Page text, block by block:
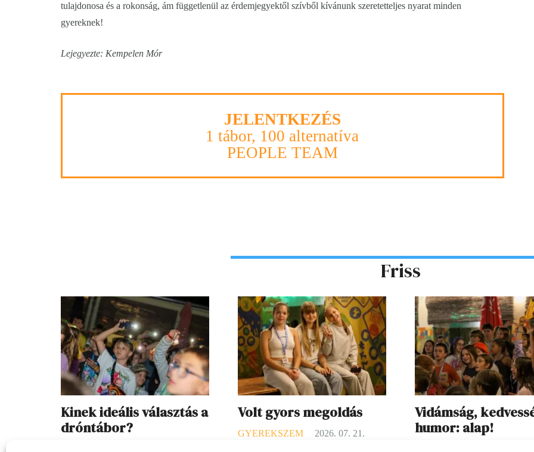
tulajdonosa és a rokonság, ám függetlenül az érdemjegyektől szívből kívánunk szeretetteljes nyarat minden
gyereknek!
Lejegyezte: Kempelen Mór
JELENTKEZÉS
1 tábor, 100 alternatíva
PEOPLE TEAM
Friss
Kinek ideális választás a
dróntábor?
Volt gyors megoldás
GYEREKSZEM 2026. 07. 21.
Vidámság,
humor: alap!